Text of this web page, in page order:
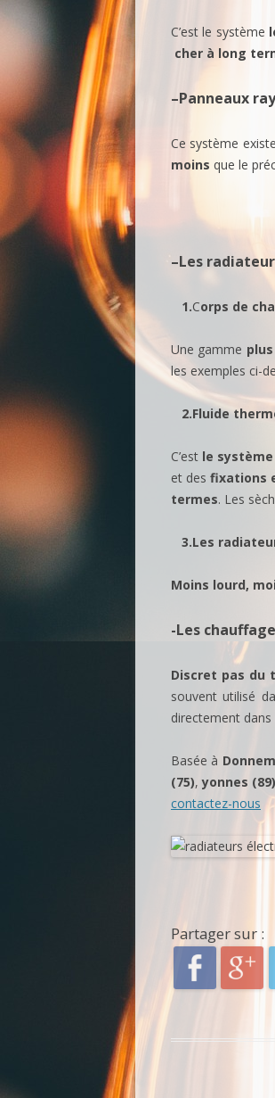
C’est le système
cher à long
–Panneaux
Ce système
moins que le
–Les
1.Corps de
Une gamme
les exemples ci-
2.Fluide
C’est le
et des fixations
termes. Les
3.Les
Moins lourd,
-Les
Discret pas du
souvent utilisé
directement dans
Basée à
(75),yonnes (89)
contactez-nous
Partager sur :